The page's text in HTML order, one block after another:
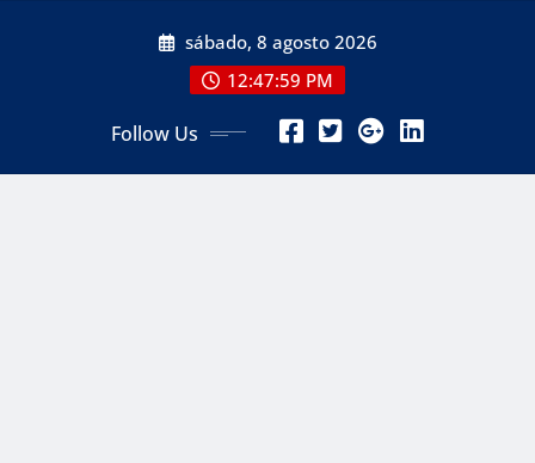
sábado, 8 agosto 2026
12:48:01 PM
Follow Us